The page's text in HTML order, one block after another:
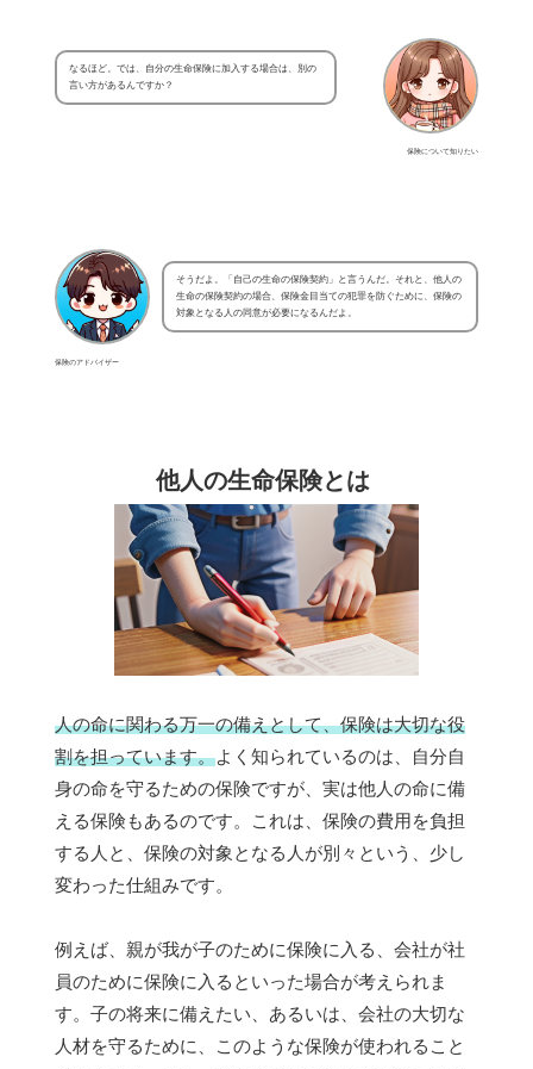
保険について知りたい
なるほど。では、自分の生命保険に加入する場合は、別の
言い方があるんですか？
保険のアドバイザー
そうだよ。「自己の生命の保険契約」と言うんだ。それと、他人の
生命の保険契約の場合、保険金目当ての犯罪を防ぐために、保険の
対象となる人の同意が必要になるんだよ。
他人の生命保険とは
人の命に関わる万一の備えとして、保険は大切な役
割を担っています。よく知られているのは、自分自
身の命を守るための保険ですが、実は他人の命に備
える保険もあるのです。これは、保険の費用を負担
する人と、保険の対象となる人が別々という、少し
変わった仕組みです。
例えば、親が我が子のために保険に入る、会社が社
員のために保険に入るといった場合が考えられま
す。子の将来に備えたい、あるいは、会社の大切な
人材を守るために、このような保険が使われること